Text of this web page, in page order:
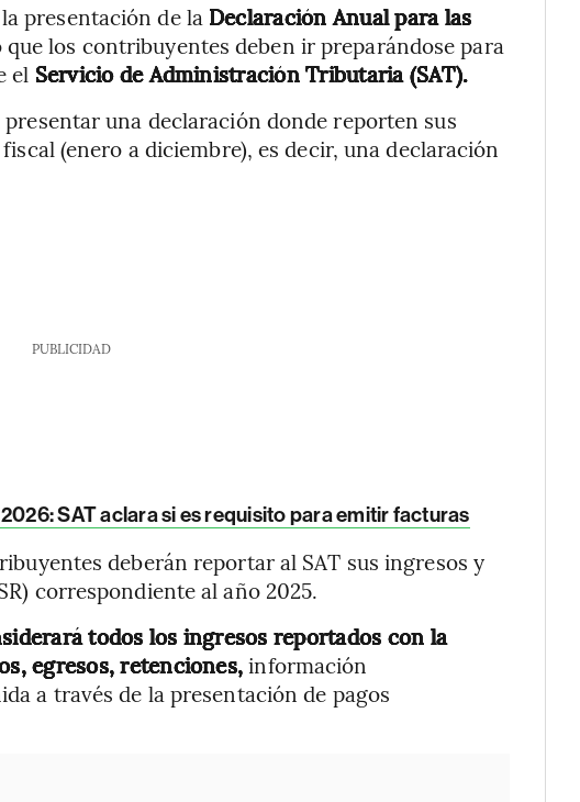
presentación de la Declaración Anual para las
los contribuyentes deben ir preparándose para
el Servicio de Administración Tributaria (SAT).
una declaración donde reporten sus
(enero a diciembre), es decir, una declaración
PUBLICIDAD
SAT aclara si es requisito para emitir facturas
deberán reportar al SAT sus ingresos y
correspondiente al año 2025.
todos los ingresos reportados con la
egresos, retenciones,información
a través de la presentación de pagos